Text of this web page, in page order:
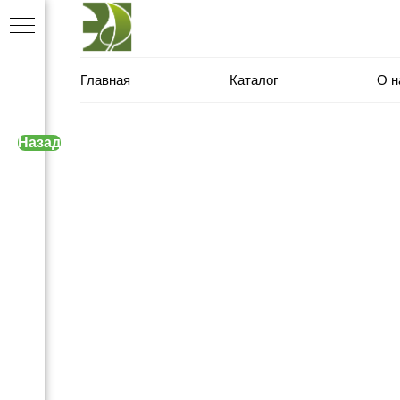
Главная Каталог О
Назад